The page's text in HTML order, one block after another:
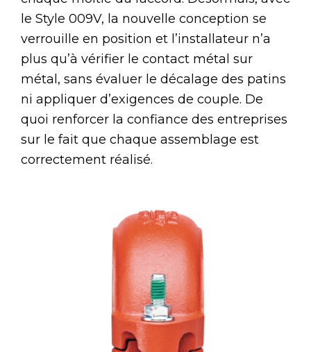
le Style 009V, la nouvelle conception se
verrouille en position et l’installateur n’a
plus qu’à vérifier le contact métal sur
métal, sans évaluer le décalage des patins
ni appliquer d’exigences de couple. De
quoi renforcer la confiance des entreprises
sur le fait que chaque assemblage est
correctement réalisé.